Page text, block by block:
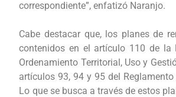
correspondiente”, enfatizó Naranjo.
Cabe destacar que, los planes de
contenidos en el artículo 110 de la
Ordenamiento Territorial, Uso y
artículos 93, 94 y 95 del
Lo que se busca a través de estos